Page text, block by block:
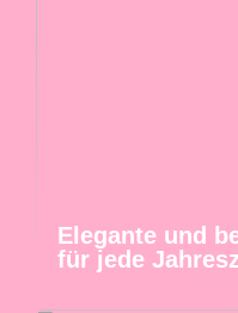
Elegante und
für jede